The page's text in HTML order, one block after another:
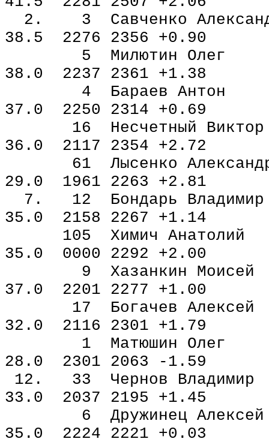
2. 3 Савченко
38.5 2276 2356 +0.90
5 Милютин
38.0 2237 2361 +1.38
4 Бараев Антон
37.0 2250 2314 +0.69
16 Несчетный
36.0 2117 2354 +2.72
61 Лысенко
29.0 1961 2263 +2.81
7. 12 Бондарь
35.0 2158 2267 +1.14
105 Химич
35.0 0000 2292 +2.00
9 Хазанкин
37.0 2201 2277 +1.00
17 Богачев
32.0 2116 2301 +1.79
1 Матюшин Олег
28.0 2301 2063 -1.59
12. 33 Чернов
33.0 2037 2195 +1.45
6 Дружинец
35.0 2224 2221 +0.03